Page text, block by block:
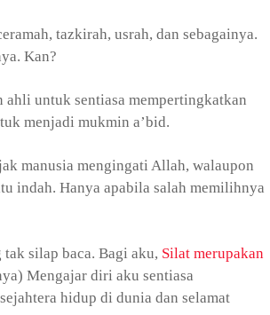
tazkirah, usrah, dan sebagainya.
Kan?
ahli untuk sentiasa mempertingkatkan
menjadi mukmin a’bid.
manusia mengingati Allah, walaupon
indah. Hanya apabila salah memilihnya
silap baca. Bagi aku, Silat merupakan
Mengajar diri aku sentiasa
hidup di dunia dan selamat